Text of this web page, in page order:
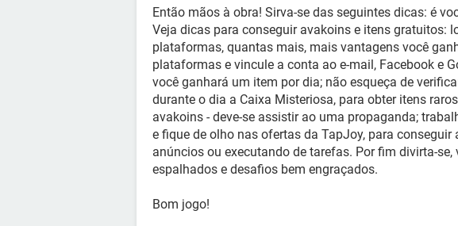
Então mãos à obra! Sirva-se das seguintes dicas: é
Veja dicas para conseguir avakoins e itens gratuitos:
plataformas, quantas mais, mais vantagens você
plataformas e vincule a conta ao e-mail, Facebook e
você ganhará um item por dia; não esqueça de
durante o dia a Caixa Misteriosa, para obter itens
avakoins - deve-se assistir ao uma propaganda;
e fique de olho nas ofertas da TapJoy, para
anúncios ou executando de tarefas. Por fim divirta-se,
espalhados e desafios bem engraçados.
Bom jogo!